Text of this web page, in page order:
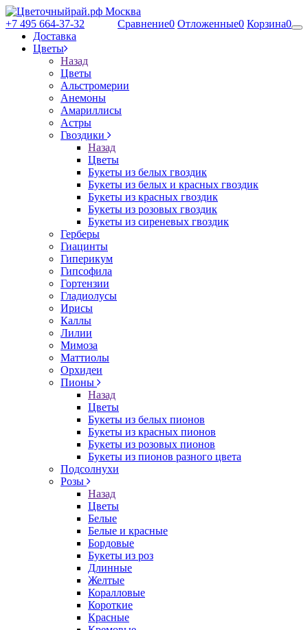
+7 495 664-37-32 Сравнение0 Отложенные0 Корзина0
Доставка
Цветы
Назад
Цветы
Альстромерии
Анемоны
Амариллисы
Астры
Гвоздики
Назад
Цветы
Букеты из белых гвоздик
Букеты из белых и красных гвоздик
Букеты из красных гвоздик
Букеты из розовых гвоздик
Букеты из сиреневых гвоздик
Герберы
Гиацинты
Гиперикум
Гипсофила
Гортензии
Гладиолусы
Ирисы
Каллы
Лилии
Мимоза
Маттиолы
Орхидеи
Пионы
Назад
Цветы
Букеты из белых пионов
Букеты из красных пионов
Букеты из розовых пионов
Букеты из пионов разного цвета
Подсолнухи
Розы
Назад
Цветы
Белые
Белые и красные
Бордовые
Букеты из роз
Длинные
Желтые
Коралловые
Короткие
Красные